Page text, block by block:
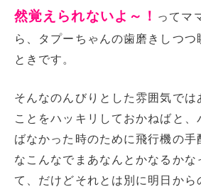
然覚えられないよ～！ ってマ
ら、タプーちゃんの歯磨きしつつ
ときです。
そんなのんびりとした雰囲気では
ことをハッキリしておかねばと、
ばなかった時のために飛行機の手
なこんなでまあなんとかなるかな
て、だけどそれとは別に明日から